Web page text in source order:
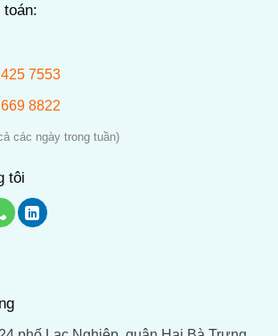
toán:
7553
8822
các ngày trong tuần)
tôi